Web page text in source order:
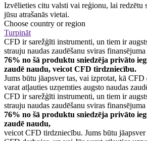
Izvēlieties citu valsti vai reģionu, lai redzētu
jūsu atrašanās vietai.
Choose country or region
Turpināt
CFD ir sarežģīti instrumenti, un tiem ir
strauju naudas zaudēšanu sviras finansējuma
76% no šā produktu sniedzēja privāto
zaudē naudu, veicot CFD tirdzniecību.
Jums būtu jāapsver tas, vai izprotat, kā CFD
varat atļauties uzņemties augsto naudas
CFD ir sarežģīti instrumenti, un tiem ir
strauju naudas zaudēšanu sviras finansējuma
76% no šā produktu sniedzēja privāto
zaudē naudu,
veicot CFD tirdzniecību. Jums būtu